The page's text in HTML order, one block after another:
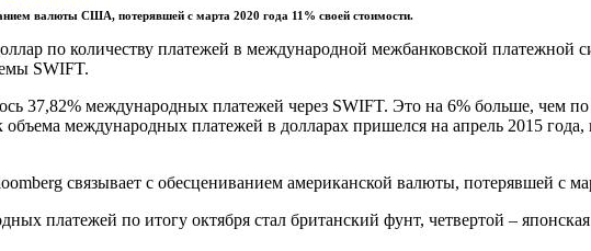
валюты США, потерявшей с марта 2020 года 11% своей стоимости.
по количеству платежей в международной межбанковской платежной
SWIFT.
37,82% международных платежей через SWIFT. Это на 6% больше, чем
международных платежей в долларах пришелся на апрель 2015
связывает с обесцениванием американской валюты, потерявшей с
платежей по итогу октября стал британский фунт, четвертой –